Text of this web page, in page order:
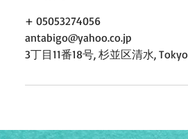
+ 05053274056
antabigo@yahoo.co.jp
3丁目11番18号, 杉並区清水,